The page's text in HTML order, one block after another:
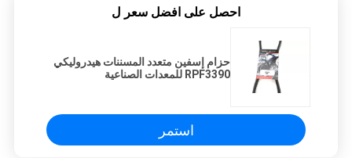
احصل على افضل سعر ل
حزام إسفين متعدد المسننات هيدروليكي
RPF3390 للمعدات الصناعية
استمر